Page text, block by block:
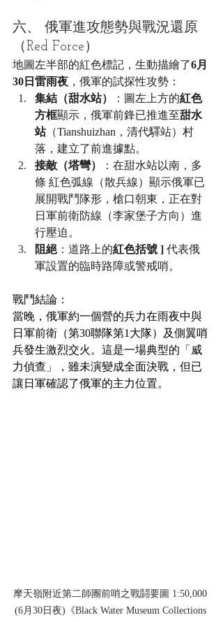
六、 俄軍進攻態勢與戰況還原
（Red Force）
地圖左半部的紅色標記，生動描繪了6月
30日雷雨夜 ，俄軍的試探性攻勢：
集結（甜水站）
：圖左上方的紅色
方框顯示，俄軍前鋒已推進至甜水
站（Tianshuizhan，清代驛站）村
落，建立了前進據點。
接敵（塔彎）
：在甜水站以南，多
條 紅色弧線（散兵線）顯示俄軍已
展開戰鬥隊形，槍口朝東，正在對
日軍前衛防線（李家堡子方向）進
行壓迫。
阻絕 ：道路上的紅色括號 ] 代表俄
軍設置的臨時路障或警戒哨。
戰鬥結論：
當晚，俄軍約一個營的兵力在雨夜中與
日軍前衛（第30聯隊第1大隊）及側翼哨
兵發生激烈交火。這是一場典型的「威
力偵查」，雖未演變成全面決戰，但已
讓日軍確認了俄軍的主力位置。
摩天嶺附近第二師團前哨之戰鬪要圖 1:50,000
(6月30日夜)《Black Water Museum Collections